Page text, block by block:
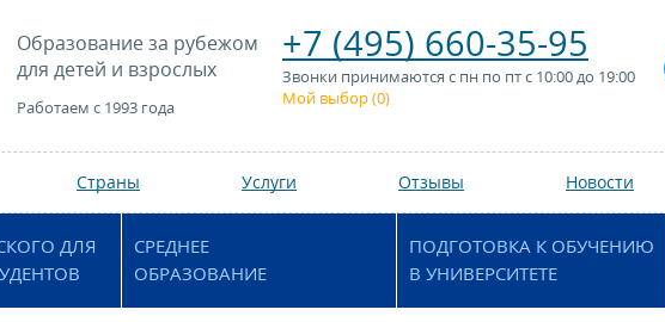
Образование за рубежом
для детей и взрослых
Работаем с 1993 года
+7 (495) 660-35-95
Звонки принимаются с пн по пт с 10:00 до 19:00
Мой выбор (0)
Страны Услуги Отзывы Новости
ДЛЯ
СРЕДНЕЕ
ОБРАЗОВАНИЕ
ПОДГОТОВКА К ОБУЧЕНИЮ
В УНИВЕРСИТЕТЕ